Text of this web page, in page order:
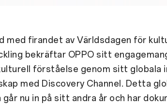
med firandet av Världsdagen för
bekräftar OPPO sitt
förståelse genom sitt globala
med Discovery Channel. Detta
går nu in på sitt andra år och har